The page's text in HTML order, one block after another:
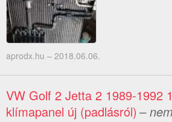
aprodx.hu – 2018.06.06.
VW Golf 2 Jetta 2 1989-1992
klímapanel új (padlásról) –